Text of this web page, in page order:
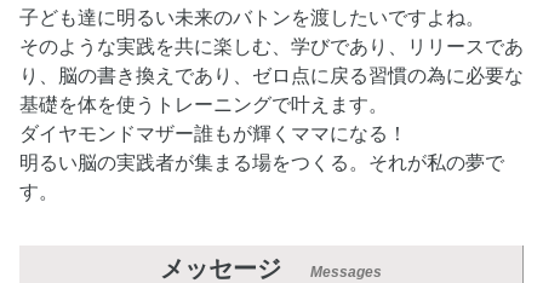
子ども達に明るい未来のバトンを渡したいですよね。
そのような実践を共に楽しむ、学びであり、リリースであ
り、脳の書き換えであり、ゼロ点に戻る習慣の為に必要な
基礎を体を使うトレーニングで叶えます。
ダイヤモンドマザー誰もが輝くママになる！
明るい脳の実践者が集まる場をつくる。それが私の夢で
す。
メッセージ Messages